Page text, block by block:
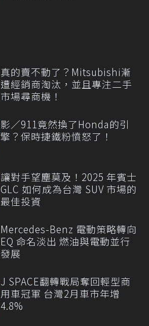
真的賣不動了？Mitsubishi漸
遭經銷商淘汰，並且專注二手
市場尋商機！
影／911竟然換了Honda的引
擎？保時捷鐵粉憤怒了！
讓對手望塵莫及！2025 年賓士
GLC 如何成為台灣 SUV 市場的
最佳投資
Mercedes-Benz 電動策略轉向
EQ 命名淡出 燃油與電動並行
發展
J SPACE翻轉戰局奪回輕型商
用車冠軍 台灣2月車市年增
4.8%